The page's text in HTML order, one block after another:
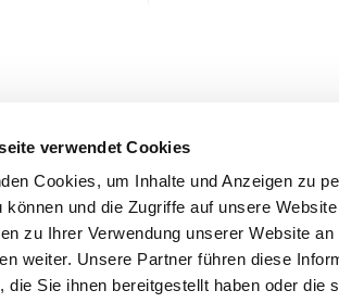
verwendet Cookies
Cookies, um Inhalte und Anzeigen zu
können und die Zugriffe auf unsere
zu Ihrer Verwendung unserer Website
weiter. Unsere Partner führen diese
die Sie ihnen bereitgestellt haben oder die